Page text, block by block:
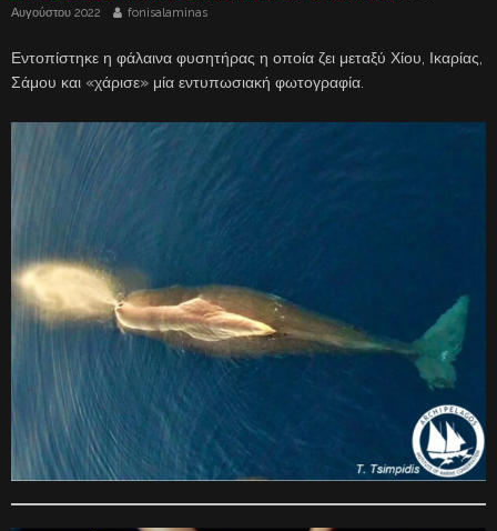
Αυγούστου 2022
fonisalaminas
Εντοπίστηκε η φάλαινα φυσητήρας η οποία ζει μεταξύ Χίου, Ικαρίας,
Σάμου και «χάρισε» μία εντυπωσιακή φωτογραφία.